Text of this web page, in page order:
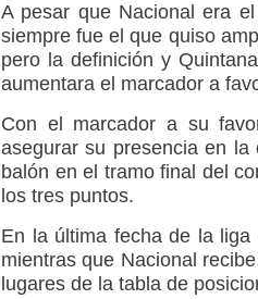
A pesar que Nacional era
siempre fue el que quiso
pero la definición y
aumentara el marcador a
Con el marcador a su
asegurar su presencia en
balón en el tramo final del
los tres puntos.
En la última fecha de la
mientras que Nacional
lugares de la tabla de